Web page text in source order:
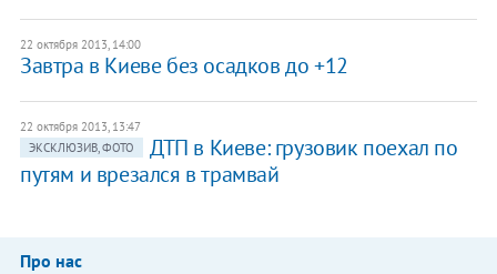
22 октября 2013, 14:00
Завтра в Киеве без осадков до +12
22 октября 2013, 13:47
ЭКСКЛЮЗИВ, ФОТО
ДТП в Киеве: грузовик поехал по
путям и врезался в трамвай
Про нас